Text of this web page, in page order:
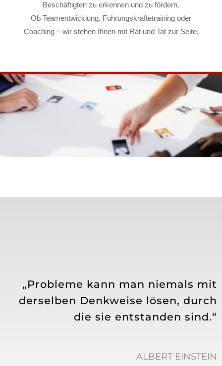
Beschäftigten zu erkennen und zu fördern.
Ob Teamentwicklung, Führungskräftetraining oder
Coaching – wir stehen Ihnen mit Rat und Tat zur Seite.
„Probleme kann man niemals mit
derselben Denkweise lösen, durch
die sie entstanden sind.“
ALBERT EINSTEIN